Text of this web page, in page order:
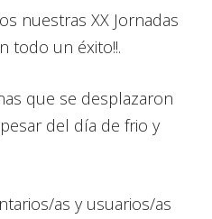
nuestras XX Jornadas
todo un éxito!!.
que se desplazaron
del día de frio y
as y usuarios/as